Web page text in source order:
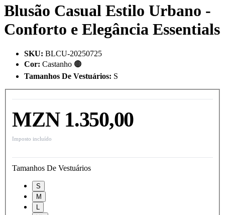
Blusão Casual Estilo Urbano -
Conforto e Elegância Essentials
SKU: BLCU-20250725
Cor: Castanho 🟤
Tamanhos De Vestuários: S
MZN 1.350,00
Imposto incluído
Tamanhos De Vestuários
S
M